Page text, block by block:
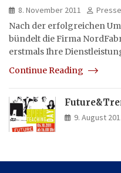
8. November 2011
Presse
Nach der erfolgreichen
bündelt die Firma
erstmals Ihre
Continue Reading
9. August